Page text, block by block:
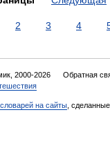
2 3 4
2000-2026 Обратная
на сайты ,